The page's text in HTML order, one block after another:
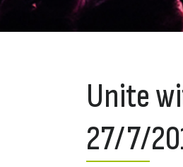
Unite
27/7/